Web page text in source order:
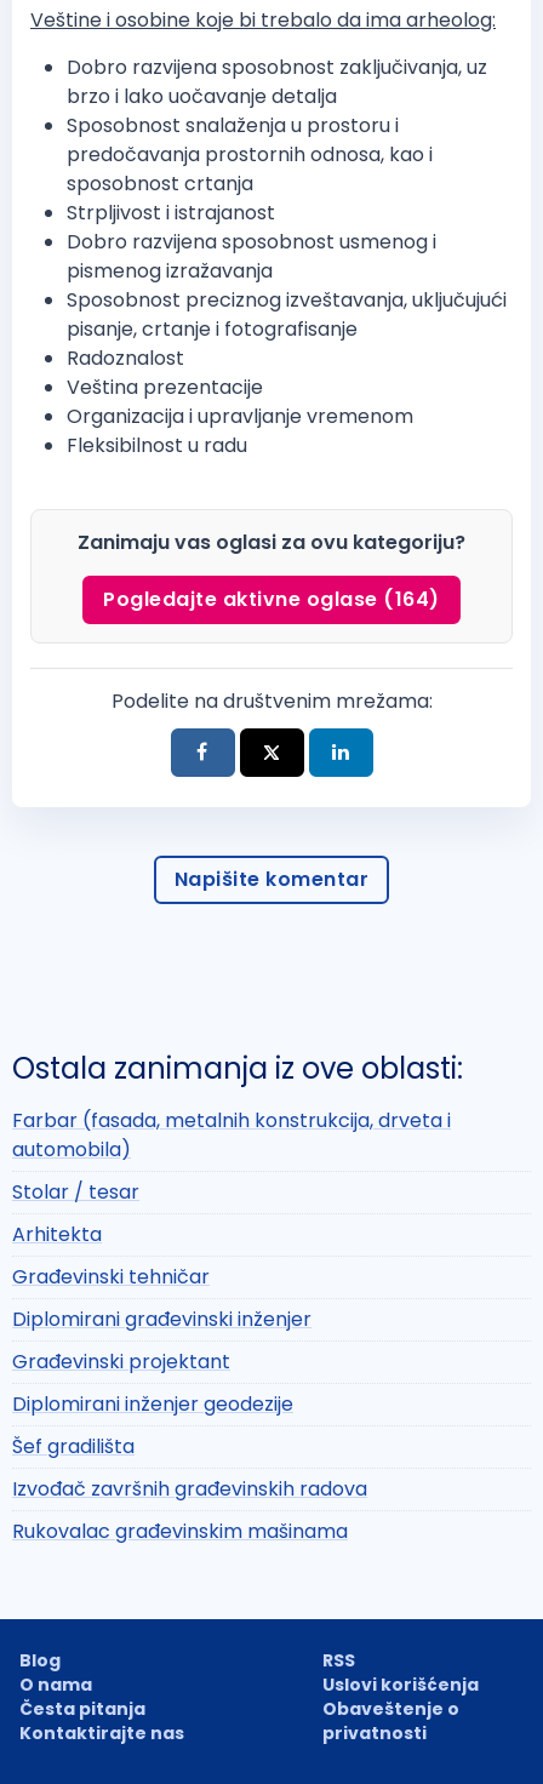
Veštine i osobine koje bi trebalo da ima arheolog:
Dobro razvijena sposobnost zaključivanja, uz
brzo i lako uočavanje detalja
Sposobnost snalaženja u prostoru i
predočavanja prostornih odnosa, kao i
sposobnost crtanja
Strpljivost i istrajanost
Dobro razvijena sposobnost usmenog i
pismenog izražavanja
Sposobnost preciznog izveštavanja, uključujući
pisanje, crtanje i fotografisanje
Radoznalost
Veština prezentacije
Organizacija i upravljanje vremenom
Fleksibilnost u radu
Zanimaju vas oglasi za ovu kategoriju?
Pogledajte aktivne oglase (164)
Podelite na društvenim mrežama:
Napišite komentar
Ostala zanimanja iz ove oblasti:
Farbar (fasada, metalnih konstrukcija, drveta i
automobila)
Stolar / tesar
Arhitekta
Građevinski tehničar
Diplomirani građevinski inženjer
Građevinski projektant
Diplomirani inženjer geodezije
Šef gradilišta
Izvođač završnih građevinskih radova
Rukovalac građevinskim mašinama
Blog
O nama
Česta pitanja
Kontaktirajte nas
RSS
Uslovi korišćenja
Obaveštenje o
privatnosti